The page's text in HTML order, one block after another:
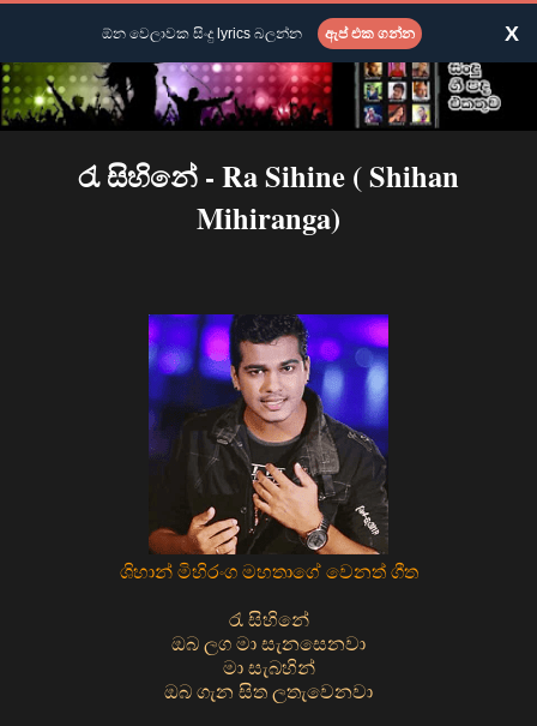
‍රැ සිහිනේ - Ra Sihine ( Shihan
Mihiranga)
ශිහාන් මිහිරංග මහතාගේ වෙනත් ගීත
රැ සිහිනේ
ඔබ ලග මා සැනසෙනවා
මා සැබහින්
ඔබ ගැන සිත ලතැවෙනවා
ඕන වෙලාවක සිංදු lyrics බලන්න ඇප් එක ගන්න X